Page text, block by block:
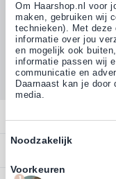
Om Haarshop.nl voor
maken, gebruiken wij
technieken). Met deze
informatie over jou
en mogelijk ook
informatie passen wij
communicatie en
Daarnaast kan je
media.
Noodzakelijk
Voorkeuren
Contact
Overzicht
Contact